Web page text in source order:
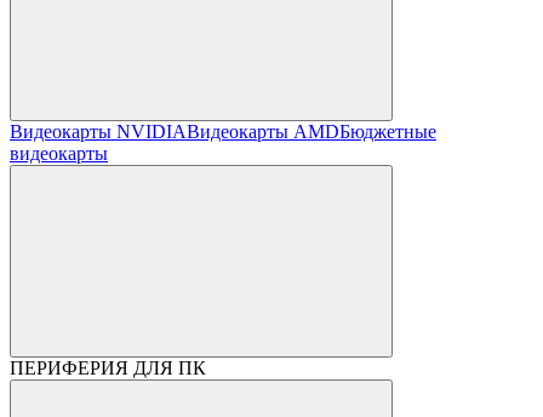
Видеокарты NVIDIAВидеокарты AMDБюджетные
видеокарты
ПЕРИФЕРИЯ ДЛЯ ПК